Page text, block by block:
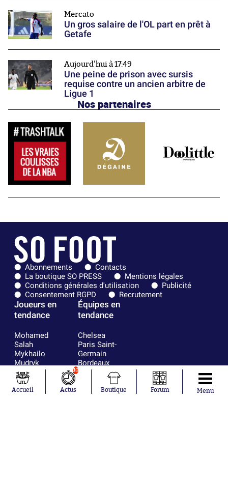
Mercato
Un gros salaire de l'OL part en prêt à
Getafe
Aujourd'hui à 17:49
Une peine de prison avec sursis
requise contre un ancien arbitre de
Ligue 1
Nos partenaires
Abonnements
Contacts
La boutique SO PRESS
Mentions légales
Conditions générales d'utilisation
Publicité
Consentement RGPD
Recrutement
Joueurs en
tendance
Mohamed
Salah
Mykhailo
Mudryk
Neymar
Khalis Merah
Loïs Openda
Équipes en
tendance
Chelsea
Paris Saint-
Germain
Bordeaux
Olympique
Accueil
10
Actus Boutique Forum Menu